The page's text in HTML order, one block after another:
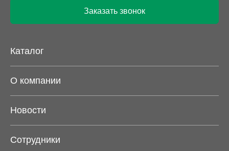
Заказать звонок
Каталог
О компании
Новости
Сотрудники